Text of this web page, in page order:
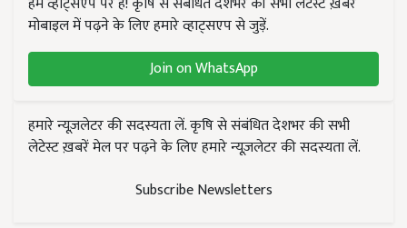
मोबाइल में पढ़ने के लिए हमारे व्हाट्सएप से जुड़ें.
Join on WhatsApp
हमारे न्यूज़लेटर की सदस्यता लें. कृषि से संबंधित देशभर की सभी
लेटेस्ट ख़बरें मेल पर पढ़ने के लिए हमारे न्यूज़लेटर की सदस्यता लें.
Subscribe Newsletters